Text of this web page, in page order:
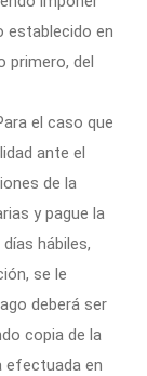
establecido en
primero, del
el caso que
ante el
de la
y pague la
hábiles,
se le
deberá ser
copia de la
efectuada en